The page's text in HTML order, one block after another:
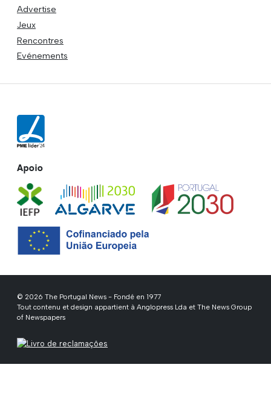
Advertise
Jeux
Rencontres
Evénements
Apoio
© 2026 The Portugal News - Fondé en 1977
Tout contenu et design appartient à Anglopress Lda et The News Group
of Newspapers